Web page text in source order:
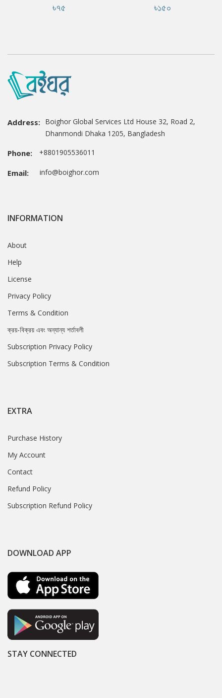
৳৭৫ ৳১৫০
Address: Boighor Global Services Ltd House 32, Road 2,
Dhanmondi Dhaka 1205, Bangladesh
Phone: +8801905536011
Email: info@boighor.com
INFORMATION
About
Help
License
Privacy Policy
Terms & Condition
ক্রয়-বিক্রয় এবং অন্যান্য শর্তাবলী
Subscription Privacy Policy
Subscription Terms & Condition
EXTRA
Purchase History
My Account
Contact
Refund Policy
Subscription Refund Policy
DOWNLOAD APP
STAY CONNECTED